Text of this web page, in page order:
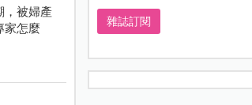
，被婦產
家怎麼
雜誌訂閱